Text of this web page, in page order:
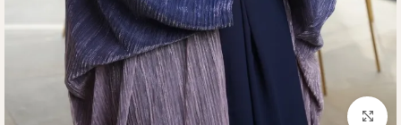
Click to enlarge